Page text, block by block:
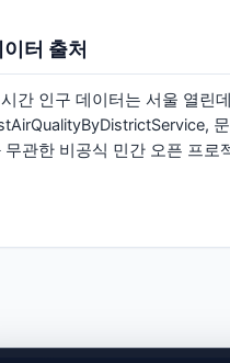
이터 출처
간 인구 데이터는 서울 열린
무관한 비공식 민간 오픈 프로